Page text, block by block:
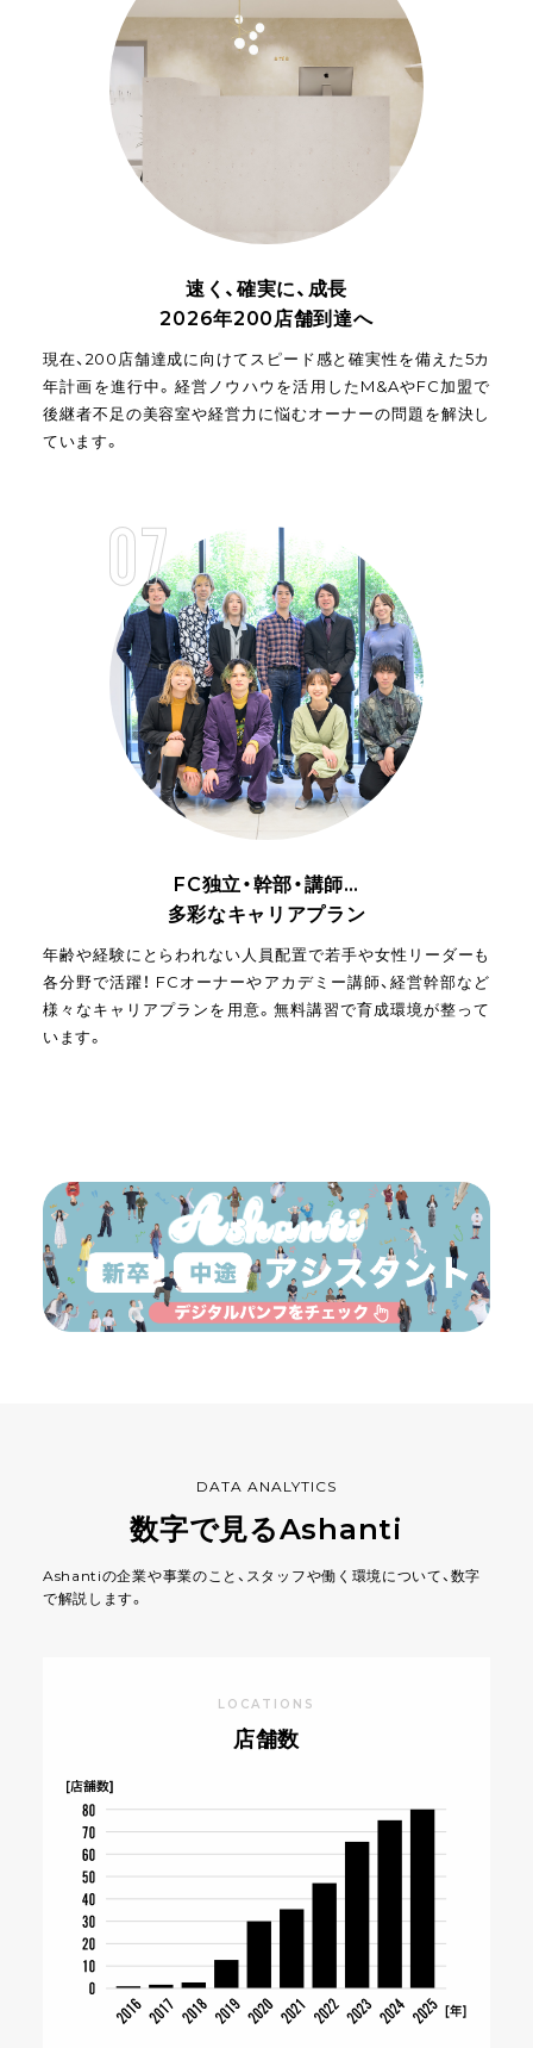
速く、確実に、成長
2026年200店舗到達へ
現在、200店舗達成に向けてスピード感と確実性を備えた5カ
年計画を進行中。経営ノウハウを活用したM&AやFC加盟で
後継者不足の美容室や経営力に悩むオーナーの問題を解決し
ています。
FC独立・幹部・講師…
多彩なキャリアプラン
年齢や経験にとらわれない人員配置で若手や女性リーダーも
各分野で活躍！ FCオーナーやアカデミー講師、経営幹部など
様々なキャリアプランを用意。無料講習で育成環境が整って
います。
DATA ANALYTICS
数字で見るAshanti
Ashantiの企業や事業のこと、スタッフや働く環境について、数字
で解説します。
LOCATIONS
店舗数